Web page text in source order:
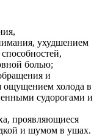
ухудшением
болью;
и
холода в
судорогами и
проявляющиеся
и шумом в ушах.